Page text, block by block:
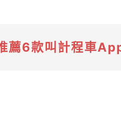
薦6款叫計程車